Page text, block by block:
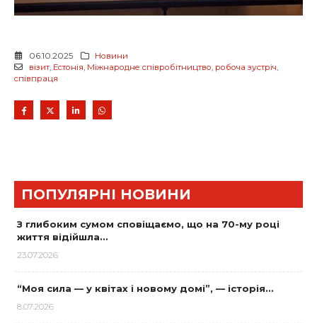
06.10.2025
Новини
візит, Естонія Міжнародне співробітництво робоча зустріч
співпраця
ПОПУЛЯРНІ НОВИНИ
З глибоким сумом сповіщаємо, що на 70-му році
життя відійшла…
23.07.2026
“Моя сила — у квітах і новому домі”, — історія…
8.07.2026